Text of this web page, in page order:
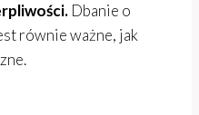
Dbanie o
równie ważne, jak